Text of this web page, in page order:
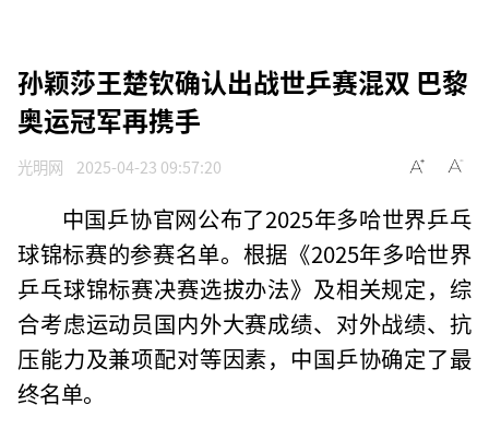
孙颖莎王楚钦确认出战世乒赛混双 巴黎
奥运冠军再携手
光明网 2025-04-23 09:57:20
中国乒协官网公布了2025年多哈世界乒乓
球锦标赛的参赛名单。根据《2025年多哈世界
乒乓球锦标赛决赛选拔办法》及相关规定，综
合考虑运动员国内外大赛成绩、对外战绩、抗
压能力及兼项配对等因素，中国乒协确定了最
终名单。